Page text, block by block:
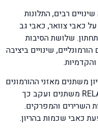
רבים, התלונות
כאבי צוואר, כאבי גב
שלושת הסיבות
שינויים ביציבה
משתנים מאזני ההורמונים
בגוף האישה ההרה, ערכי ההורמון RELAXIN משתנים ועקב כך
השרירים והמפרקים.
כאבי שכמות בהריון.